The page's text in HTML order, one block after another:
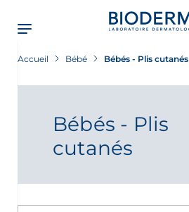
main
content
Accueil Bébé Bébés - Plis cutanés
Bébés - Plis
cutanés